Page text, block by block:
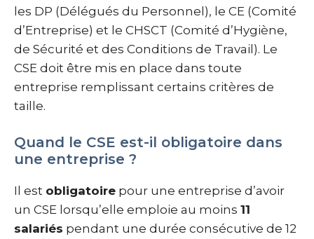
les DP (Délégués du Personnel), le CE (Comité
d’Entreprise) et le CHSCT (Comité d’Hygiène,
de Sécurité et des Conditions de Travail). Le
CSE doit être mis en place dans toute
entreprise remplissant certains critères de
taille.
Quand le CSE est-il obligatoire dans
une entreprise ?
Il est obligatoire pour une entreprise d’avoir
un CSE lorsqu’elle emploie au moins 11
salariés pendant une durée consécutive de 12